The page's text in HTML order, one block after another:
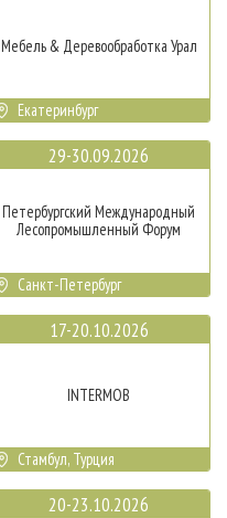
Мебель & Деревообработка Урал
Екатеринбург
29-30.09.2026
Петербургский Международный
Лесопромышленный Форум
Санкт-Петербург
17-20.10.2026
INTERMOB
Стамбул, Турция
20-23.10.2026